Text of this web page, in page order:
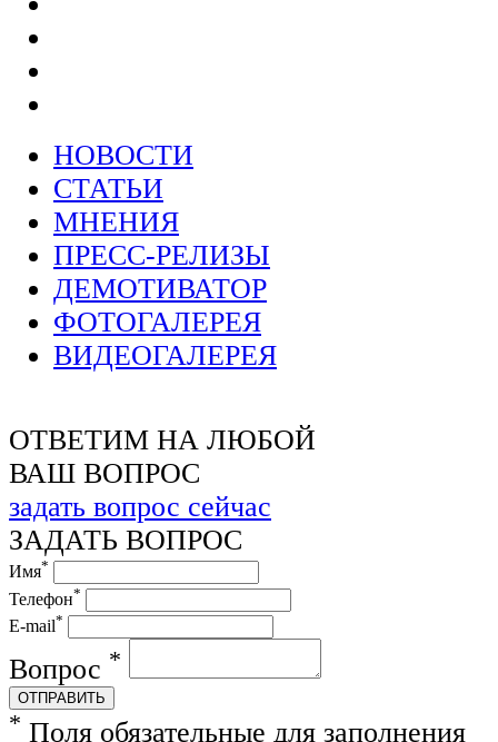
НОВОСТИ
СТАТЬИ
МНЕНИЯ
ПРЕСС-РЕЛИЗЫ
ДЕМОТИВАТОР
ФОТОГАЛЕРЕЯ
ВИДЕОГАЛЕРЕЯ
ОТВЕТИМ НА ЛЮБОЙ
ВАШ ВОПРОС
задать вопрос сейчас
ЗАДАТЬ ВОПРОС
Имя*
Телефон*
E-mail*
Вопрос *
ОТПРАВИТЬ
* Поля обязательные для заполнения